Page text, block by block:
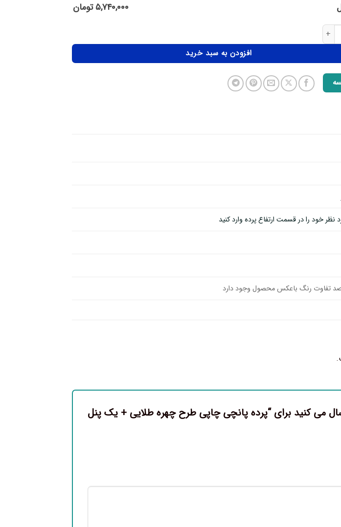
۵,۷۴۰,۰۰۰ تومان
افزودن به سبد خرید
نظر خود را در قسمت ارتفاع پرده وارد کنید
می کنید برای “پرده پانچی چاپی طرح چهره طلایی + یک پنل